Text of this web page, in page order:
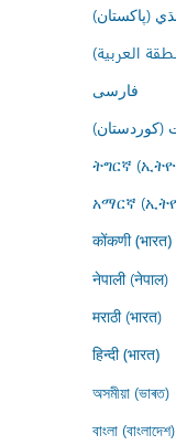
(پاکستان)
العربية)
فارسى
(کوردستان)
ትግርኛ
አማርኛ
कोंकणी (भारत)
नेपाली (नेपाल)
मराठी (भारत)
हिन्दी (भारत)
অসমীয়া (ভাৰত)
বাংলা (বাংলাদেশ)